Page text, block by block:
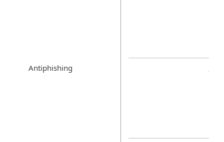
Antiphishing